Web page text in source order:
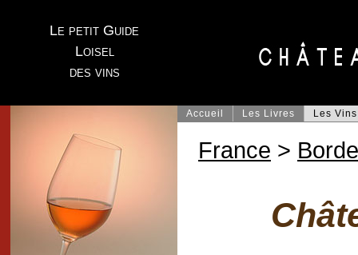
Le petit Guide
Loisel
des vins
Accueil Les Livres Les Vins
France >